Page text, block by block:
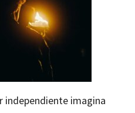
independiente imagina